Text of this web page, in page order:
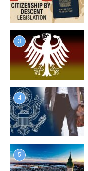
3
4
5